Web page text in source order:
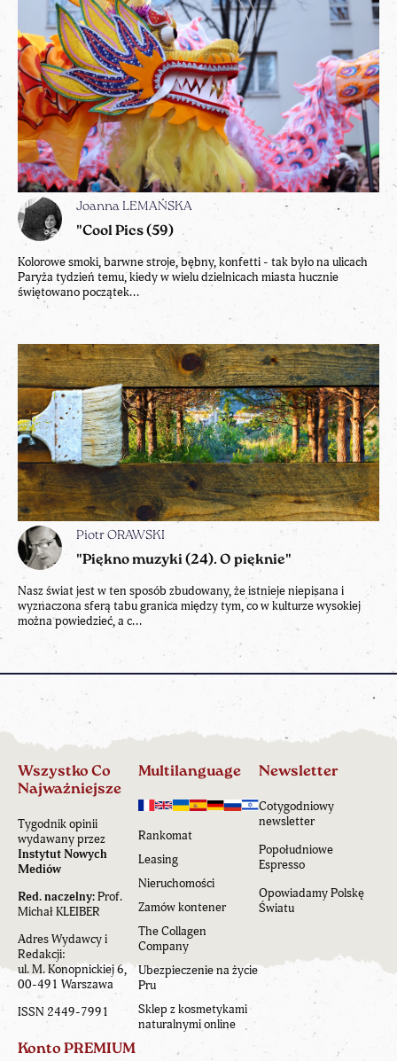
Joanna LEMAŃSKA
"Cool Pics (59)
Kolorowe smoki, barwne stroje, bębny, konfetti - tak było na ulicach
Paryża tydzień temu, kiedy w wielu dzielnicach miasta hucznie
świętowano początek...
Piotr ORAWSKI
"Piękno muzyki (24). O pięknie"
Nasz świat jest w ten sposób zbudowany, że istnieje niepisana i
wyznaczona sferą tabu granica między tym, co w kulturze wysokiej
można powiedzieć, a c...
Wszystko Co
Najważniejsze
Tygodnik opinii
wydawany przez
Instytut Nowych
Mediów
Red. naczelny:Prof.
Michał KLEIBER
Adres Wydawcy i
Redakcji:
ul. M. Konopnickiej 6,
00-491 Warszawa
ISSN 2449-7991
Multilanguage
Rankomat
Leasing
Nieruchomości
Zamów kontener
The Collagen
Company
Ubezpieczenie na życie
Pru
Sklep z kosmetykami
naturalnymi online
Newsletter
Cotygodniowy
newsletter
Popołudniowe
Espresso
Opowiadamy Polskę
Światu
Konto PREMIUM